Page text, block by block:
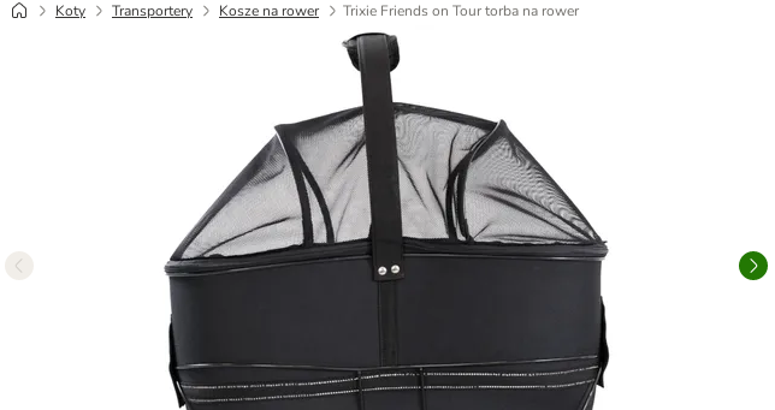
Koty Transportery Kosze na rower Trixie Friends on Tour torba na rower